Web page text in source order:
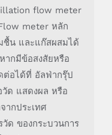
flow meter
meter หลัก
ชื้น และแก๊สผสมได้
ากมีข้อสงสัยหรือ
ต่อได้ที่ อัลฟ่ากรุ๊ป
ด แสดงผล หรือ
ากประเทศ
ด ของกระบวนการ